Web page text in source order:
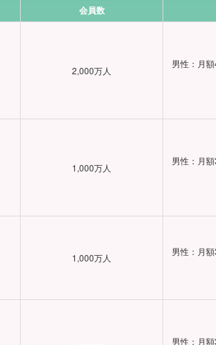
会員数
2,000万人
男性：月
1,000万人
男性：月
1,000万人
男性：月
男性：月